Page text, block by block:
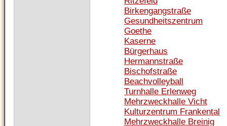
Birkengangstraße
Gesundheitszentrum
Goethe
Kaserne
Bürgerhaus
Hermannstraße
Bischofstraße
Beachvolleyball
Turnhalle Erlenweg
Mehrzweckhalle Vicht
Kulturzentrum Frankental
Mehrzweckhalle Breinig